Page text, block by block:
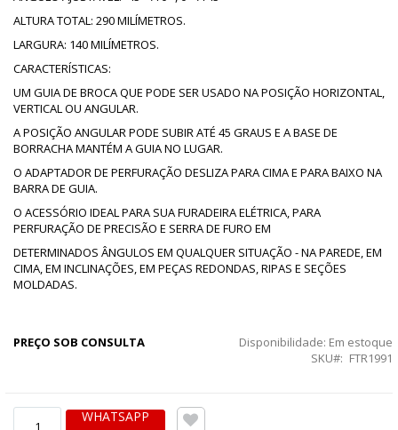
ALTURA TOTAL: 290 MILÍMETROS.
LARGURA: 140 MILÍMETROS.
CARACTERÍSTICAS:
UM GUIA DE BROCA QUE PODE SER USADO NA POSIÇÃO HORIZONTAL,
VERTICAL OU ANGULAR.
A POSIÇÃO ANGULAR PODE SUBIR ATÉ 45 GRAUS E A BASE DE
BORRACHA MANTÉM A GUIA NO LUGAR.
O ADAPTADOR DE PERFURAÇÃO DESLIZA PARA CIMA E PARA BAIXO NA
BARRA DE GUIA.
O ACESSÓRIO IDEAL PARA SUA FURADEIRA ELÉTRICA, PARA
PERFURAÇÃO DE PRECISÃO E SERRA DE FURO EM
DETERMINADOS ÂNGULOS EM QUALQUER SITUAÇÃO - NA PAREDE, EM
CIMA, EM INCLINAÇÕES, EM PEÇAS REDONDAS, RIPAS E SEÇÕES
MOLDADAS.
PREÇO SOB CONSULTA Disponibilidade: Em estoque
SKU
FTR1991
WHATSAPP